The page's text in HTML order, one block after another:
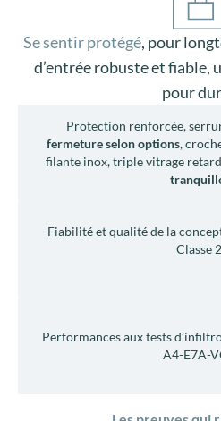
Se sentir protégé, pour
d’entrée robuste et fiable,
pour
Protection renforcée,
fermeture selon options,
filante inox, triple vitrage
Fiabilité et qualité de la
Classe
Performances aux tests
A4-E7A-